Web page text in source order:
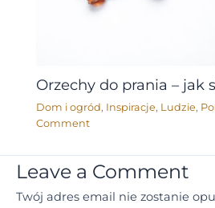
Orzechy do prania – jak
Dom i ogród, Inspiracje, Ludzie,
Comment
Leave a Comment
Twój adres email nie zostanie